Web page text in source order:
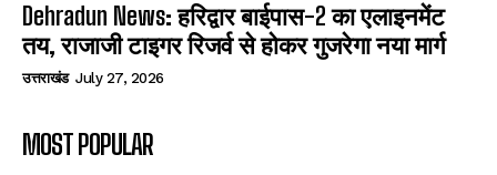
Dehradun News: हरिद्वार बाईपास-2 का एलाइनमेंट
तय, राजाजी टाइगर रिजर्व से होकर गुजरेगा नया मार्ग
उत्तराखंड July 27, 2026
MOST POPULAR